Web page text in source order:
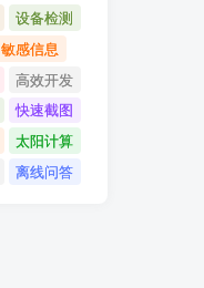
设备检测
敏感信息
高效开发
快速截图
太阳计算
离线问答